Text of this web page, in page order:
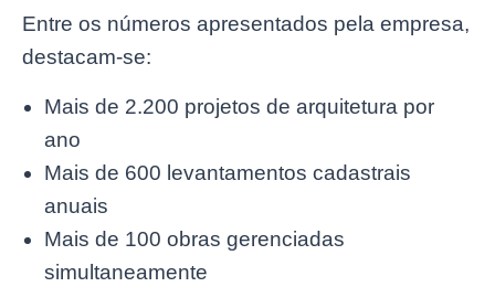
Entre os números apresentados pela empresa,
destacam-se:
Mais de 2.200 projetos de arquitetura por
ano
Mais de 600 levantamentos cadastrais
anuais
Mais de 100 obras gerenciadas
simultaneamente